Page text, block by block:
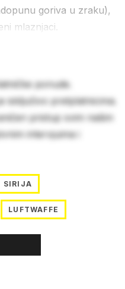
goriva u zraku),
mlaznjaci.
ponude.
isključivo pretplatnicima.
pristup svim našim
intervjuima i
SIRIJA
LUFTWAFFE